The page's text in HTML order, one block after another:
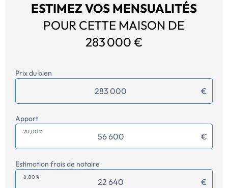
ESTIMEZ VOS MENSUALITÉS
POUR CETTE MAISON DE
283 000 €
Prix du bien
€
Apport
20,00 % €
Estimation frais de notaire
8,00 % €